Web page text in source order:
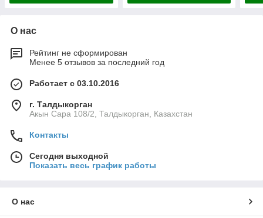
О нас
Рейтинг не сформирован
Менее 5 отзывов за последний год
Работает с 03.10.2016
г. Талдыкорган
Акын Сара 108/2, Талдыкорган, Казахстан
Контакты
Сегодня выходной
Показать весь график работы
О нас